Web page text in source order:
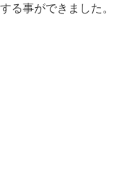
る事ができました。